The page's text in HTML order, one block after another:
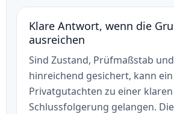
Klare Antwort, wenn die
ausreichen
Sind Zustand, Prüfmaßstab
hinreichend gesichert, kann ein
Privatgutachten zu einer
Schlussfolgerung gelangen.